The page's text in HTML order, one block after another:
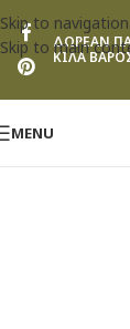
Skip to navigation
Skip to main
ΔΩΡΕΑΝ
ΚΙΛΑ
MENU